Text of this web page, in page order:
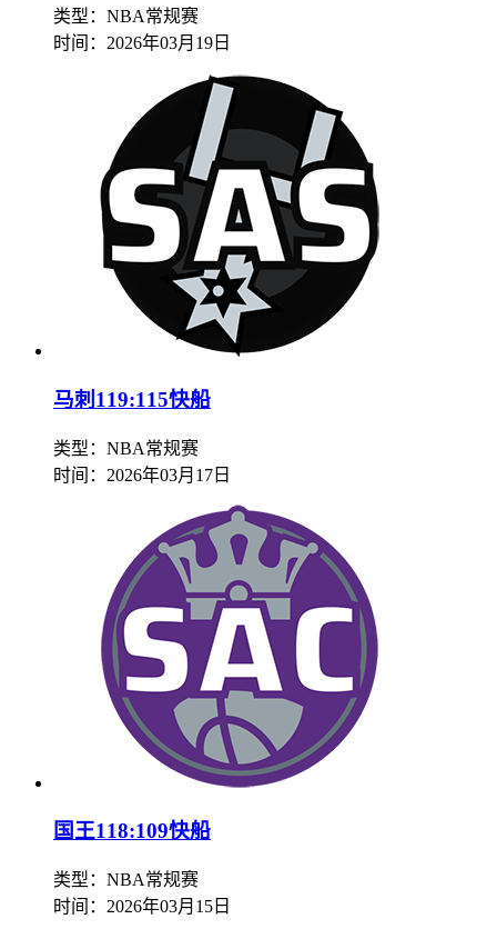
类型：NBA常规赛
时间： 2026年03月19日
马刺119:115快船
类型：NBA常规赛
时间： 2026年03月17日
国王118:109快船
类型：NBA常规赛
时间： 2026年03月15日